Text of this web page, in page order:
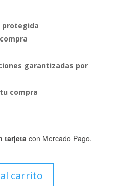
protegida
garantizadas por
compra
tarjeta con Mercado Pago.
carrito